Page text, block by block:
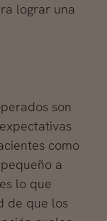
lograr una
son
como
a
lo que
de que los